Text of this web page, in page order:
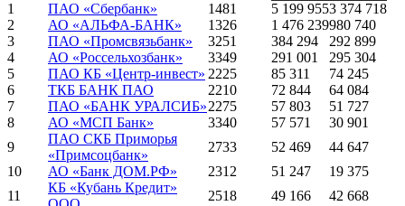
1
ПАО «Сбербанк» 1481 5 199 9553 374 718
2
АО «АЛЬФА-БАНК» 1326 1 476 239980 740
3
ПАО «Промсвязьбанк» 3251 384 294
292 899
4
АО «Россельхозбанк» 3349 291 001
295 304
5
ПАО КБ «Центр-инвест» 2225 85 311
74 245
6
ТКБ БАНК ПАО 2210 72 844
64 084
7
ПАО «БАНК УРАЛСИБ»2275 57 803
51 727
8
АО «МСП Банк» 3340 57 571
30 901
9
ПАО СКБ Приморья
«Примсоцбанк»
2733 52 469
44 647
10
АО «Банк ДОМ.РФ» 2312 51 247
19 375
11
КБ «Кубань Кредит»
2518 49 166 42 668